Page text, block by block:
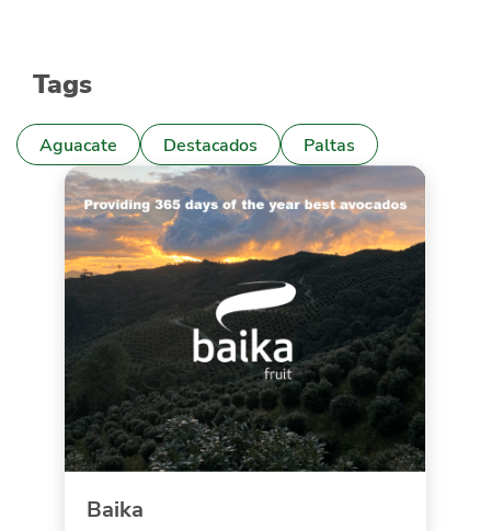
Tags
Aguacate Destacados Paltas
Baika